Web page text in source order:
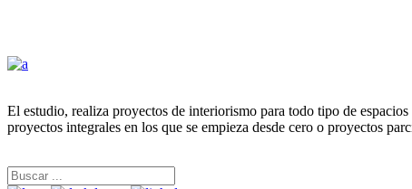
El estudio, realiza proyectos de interiorismo para todo tipo de
proyectos integrales en los que se empieza desde cero o proyectos